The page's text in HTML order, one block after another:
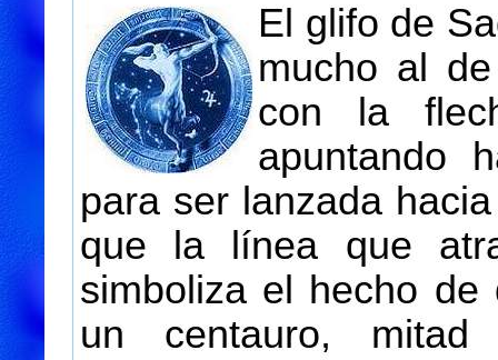
El glifo de
mucho al
con la
apuntando
para ser lanzada
que la línea que
simboliza el hecho de
un centauro, mitad